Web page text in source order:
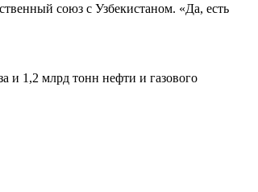
союз с Узбекистаном. «Да, есть
и 1,2 млрд тонн нефти и газового